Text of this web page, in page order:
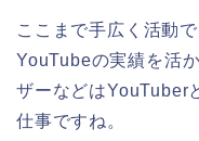
ここまで手広く活動
YouTubeの実績を活
ザーなどはYouTuber
仕事ですね。